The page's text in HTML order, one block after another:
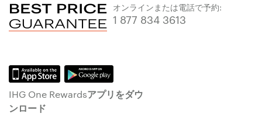
オンラインまたは電話で予約:
1 877 834 3613
IHG One Rewardsアプリをダウ
ンロード